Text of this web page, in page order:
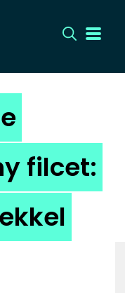
filcet: